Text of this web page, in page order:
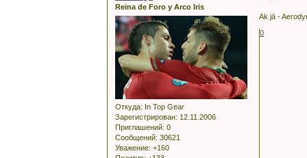
Reina de Foro y Arco Iris
Откуда: In Top Gear
Зарегистрирован: 12.11.2006
Приглашений: 0
Сообщений: 30621
Уважение: +160
Ak jā -
0